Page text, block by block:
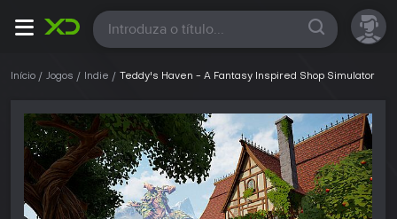
Todas
Início Jogos Indie Teddy's Haven - A Fantasy Inspired Shop Simulator